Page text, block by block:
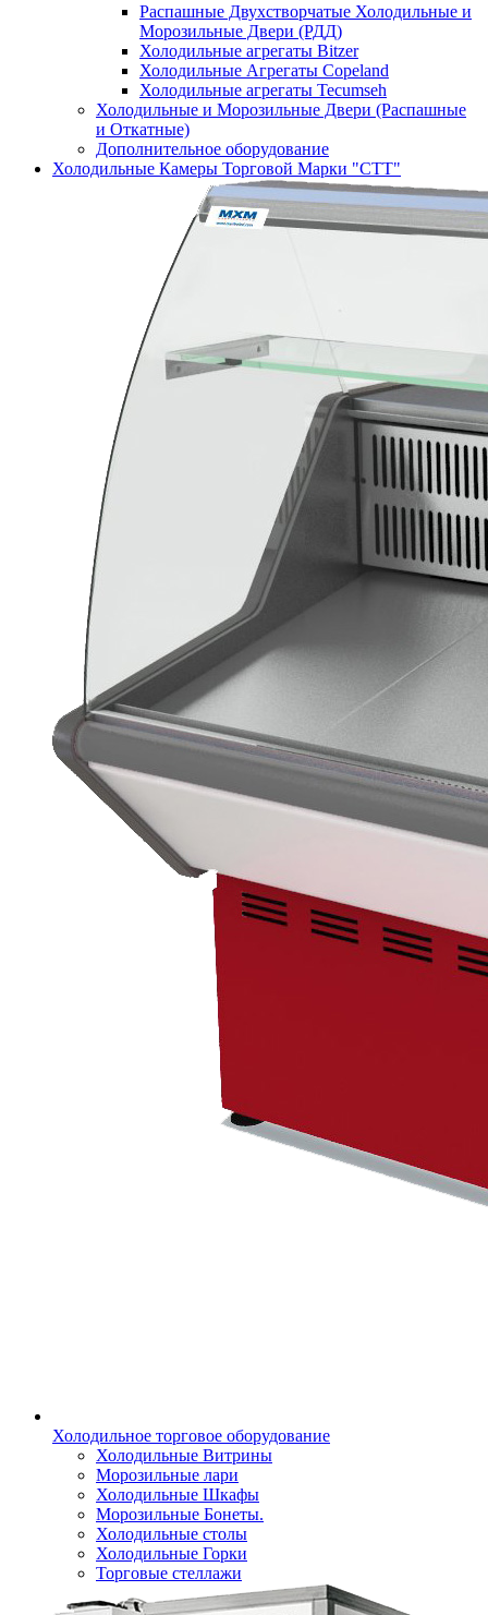
Распашные Двухстворчатые Холодильные и
Морозильные Двери (РДД)
Холодильные агрегаты Bitzer
Холодильные Агрегаты Copeland
Холодильные агрегаты Tecumseh
Холодильные и Морозильные Двери (Распашные
и Откатные)
Дополнительное оборудование
Холодильные Камеры Торговой Марки "СТТ"
Холодильное торговое оборудование
Холодильные Витрины
Морозильные лари
Холодильные Шкафы
Морозильные Бонеты.
Холодильные столы
Холодильные Горки
Торговые стеллажи